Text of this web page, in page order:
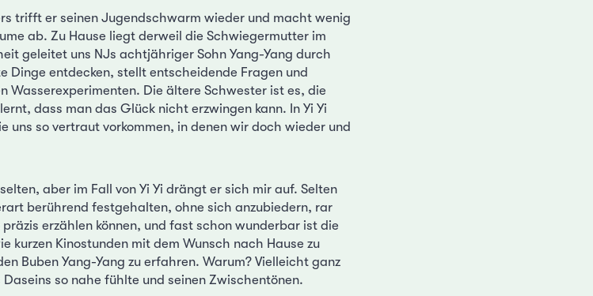
trifft er seinen Jugendschwarm wieder und macht wenig
ab. Zu Hause liegt derweil die Schwiegermutter im
geleitet uns NJs achtjähriger Sohn Yang-Yang durch
Dinge entdecken, stellt entscheidende Fragen und
Wasserexperimenten. Die ältere Schwester ist es, die
dass man das Glück nicht erzwingen kann. In Yi Yi
uns so vertraut vorkommen, in denen wir doch wieder und
aber im Fall von Yi Yi drängt er sich mir auf. Selten
berührend festgehalten, ohne sich anzubiedern, rar
erzählen können, und fast schon wunderbar ist die
kurzen Kinostunden mit dem Wunsch nach Hause zu
Buben Yang-Yang zu erfahren. Warum? Vielleicht ganz
so nahe fühlte und seinen Zwischentönen.